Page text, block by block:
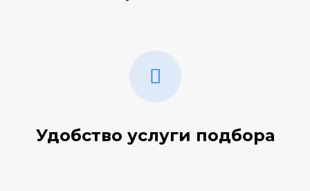
Удобство услуги подбора